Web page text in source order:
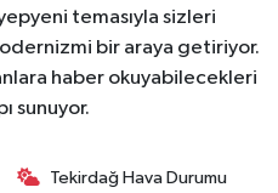
temasıyla sizleri
bir araya getiriyor.
haber okuyabilecekleri
sunuyor.
Tekirdağ Hava Durumu